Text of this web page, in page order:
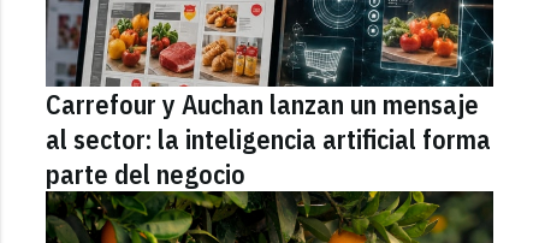
Carrefour y Auchan lanzan un mensaje
al sector: la inteligencia artificial forma
parte del negocio